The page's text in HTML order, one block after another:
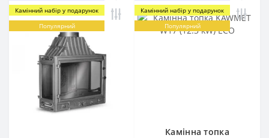
Камінний набір у подарунок
Популярний
Камінний набір у подарунок
Популярний
Камінна топка